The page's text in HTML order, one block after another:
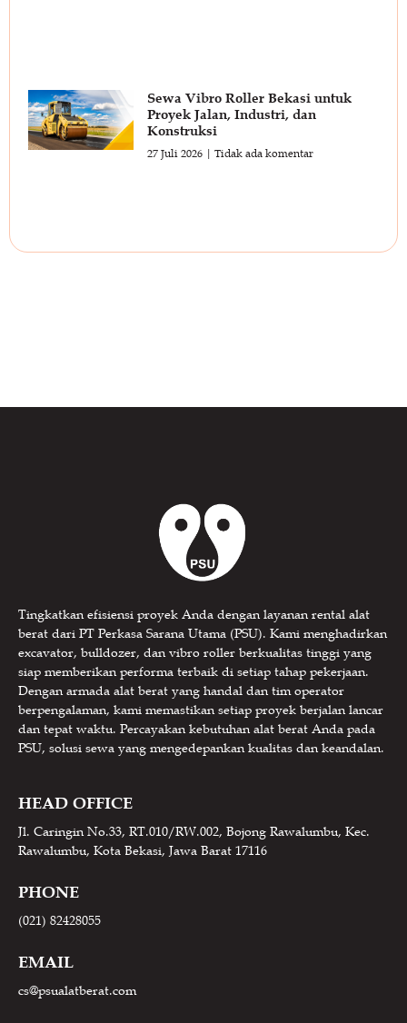
Sewa Vibro Roller Bekasi untuk
Proyek Jalan, Industri, dan
Konstruksi
27 Juli 2026 Tidak ada komentar
Tingkatkan efisiensi proyek Anda dengan layanan rental alat
berat dari PT Perkasa Sarana Utama (PSU). Kami menghadirkan
excavator, bulldozer, dan vibro roller berkualitas tinggi yang
siap memberikan performa terbaik di setiap tahap pekerjaan.
Dengan armada alat berat yang handal dan tim operator
berpengalaman, kami memastikan setiap proyek berjalan lancar
dan tepat waktu. Percayakan kebutuhan alat berat Anda pada
PSU, solusi sewa yang mengedepankan kualitas dan keandalan.
HEAD OFFICE
Jl. Caringin No.33, RT.010/RW.002, Bojong Rawalumbu, Kec.
Rawalumbu, Kota Bekasi, Jawa Barat 17116
PHONE
(021) 82428055
EMAIL
cs@psualatberat.com